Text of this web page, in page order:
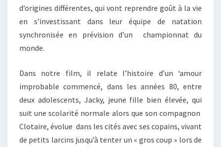
d’origines différentes, qui vont reprendre goût à la vie
en s’investissant dans leur équipe de natation
synchronisée en prévision d’un championnat du
monde.
Dans notre film, il relate l’histoire d’un ‘amour
improbable commencé, dans les années 80, entre
deux adolescents, Jacky, jeune fille bien élevée, qui
suit une scolarité normale alors que son compagnon
Clotaire, évolue dans les cités avec ses copains, vivant
de petits larcins jusqu’à tenter un « gros coup » lors de